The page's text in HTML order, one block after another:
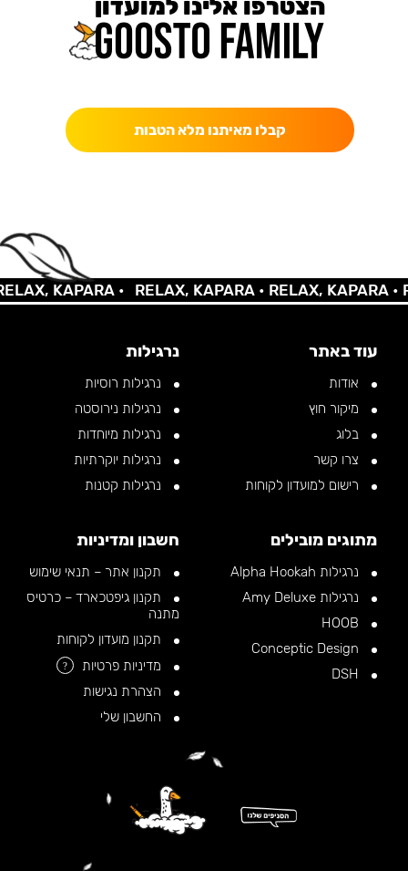
הצטרפו אלינו למועדון
קבלו מאיתנו מלא הטבות
KAPARA • RELAX, KAPARA •RELAX, KAPARA •
עוד באתר
אודות
מיקור חוץ
בלוג
צרו קשר
רישום למועדון לקוחות
נרגילות
נרגילות רוסיות
נרגילות נירוסטה
נרגילות מיוחדות
נרגילות יוקרתיות
נרגילות קטנות
מתוגים מובילים
נרגילות Alpha Hookah
נרגילות Amy Deluxe
חשבון ומדיניות
תקנון אתר – תנאי שימוש
תקנון גיפטכארד – כרטיס
מתנה
תקנון מועדון לקוחות
מדיניות פרטיות
?
הצהרת נגישות
החשבון שלי